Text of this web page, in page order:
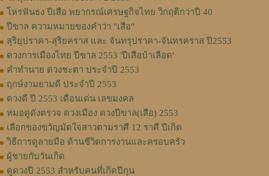
โหรฟันธง ปีเสือ พยากรณ์เศรษฐกิจไทย วิกฤติกว่าปี 40
ปีขาล ความหมายของคำว่า "เสือ"
สุริยุปราคา-สุริยคราส และ จันทรุปราคา-จันทรคราส ปี2553
ดวงการเมืองไทย ปีขาล 2553 'ปีเสือบ้าเลือด'
คำทำนาย ดวงชะตา ประจำปี 2553
ฤกษ์งามยามดี ประจำปี 2553
ดวงดี ปี 2553 เดือนเด่น เลขมงคล
หมอดูดังตรวจ ดวงเมือง ดวงปีขาล(เสือ) 2553
เลือกของขวัญมัดใจสาวตามราศี 12 ราศี ปีเกิด
วิธีการดูลายมือ ด้านชีวิตการงานและครอบครัว
ผู้ชายกับวันเกิด
ดูดวงปี 2553 สำหรับคนที่เกิดปีกุน